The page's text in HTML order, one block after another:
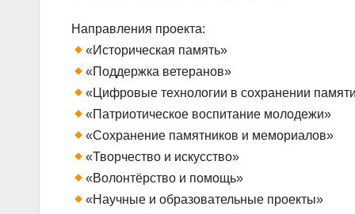
Направления проекта:
«Историческая память»
«Поддержка ветеранов»
«Цифровые технологии в сохранении
«Патриотическое воспитание молодежи»
«Сохранение памятников и мемориалов»
«Творчество и искусство»
«Волонтёрство и помощь»
«Научные и образовательные проекты»